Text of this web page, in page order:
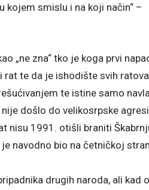
kojem smislu i na koji način“ –
„ne zna“ tko je koga prvi
te da je ishodište svih
te istine samo
došlo do velikosrpske
nisu 1991. otišli braniti
navodno bio na četničkoj
drugih naroda, ali kad